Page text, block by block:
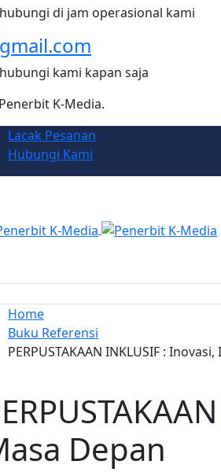
di jam operasional kami
kami kapan saja
K-Media.
Lacak Pesanan
Hubungi Kami
Home
Buku Referensi
PERPUSTAKAAN INKLUSIF :
Depan